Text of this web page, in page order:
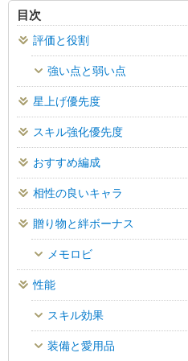
目次
評価と役割
強い点と弱い点
星上げ優先度
スキル強化優先度
おすすめ編成
相性の良いキャラ
贈り物と絆ボーナス
メモロビ
性能
スキル効果
装備と愛用品